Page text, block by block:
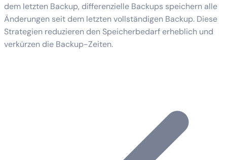
dem letzten Backup, differenzielle Backups speichern alle
Änderungen seit dem letzten vollständigen Backup. Diese
Strategien reduzieren den Speicherbedarf erheblich und
verkürzen die Backup-Zeiten.